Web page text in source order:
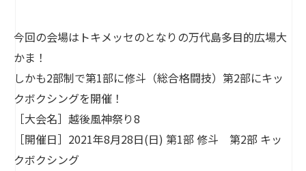
今回の会場はトキメッセのとなりの万代島多目的広場大
かま！
しかも2部制で第1部に修斗（総合格闘技）第2部にキッ
クボクシングを開催！
［大会名］越後風神祭り8
［開催日］2021年8月28日(日) 第1部 修斗 第2部 キッ
クボクシング